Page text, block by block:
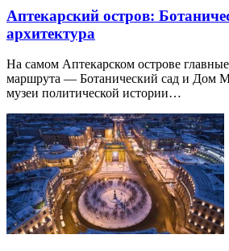
Аптекарский остров:
архитектура
На самом Аптекарском острове
маршрута — Ботанический сад и Дом
музеи политической истории…